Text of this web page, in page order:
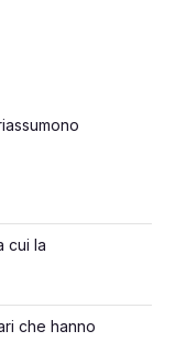
cui la
che hanno